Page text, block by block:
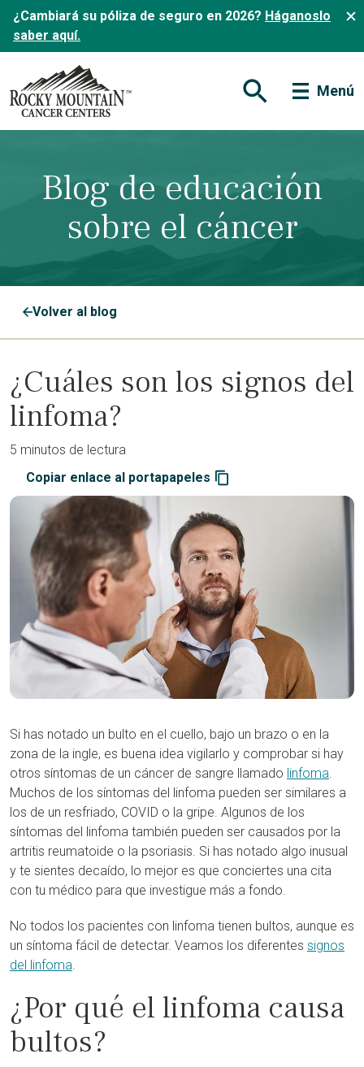
¿Cambiará su póliza de seguro en 2026? Háganoslo
saber aquí.
Abrir formulario de
Menú
Blog de educación
sobre el cáncer
Volver al blog
¿Cuáles son los signos del
linfoma?
5 minutos de lectura
Copiar enlace al portapapeles
Si has notado un bulto en el cuello, bajo un brazo o en la
zona de la ingle, es buena idea vigilarlo y comprobar si hay
otros síntomas de un cáncer de sangre llamado linfoma.
Muchos de los síntomas del linfoma pueden ser similares a
los de un resfriado, COVID o la gripe. Algunos de los
síntomas del linfoma también pueden ser causados por la
artritis reumatoide o la psoriasis. Si has notado algo inusual
y te sientes decaído, lo mejor es que conciertes una cita
con tu médico para que investigue más a fondo.
No todos los pacientes con linfoma tienen bultos, aunque es
un síntoma fácil de detectar. Veamos los diferentes signos
del linfoma.
¿Por qué el linfoma causa
bultos?